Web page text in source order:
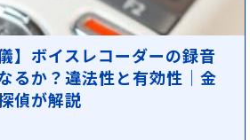
】ボイスレコーダーの録音
るか？違法性と有効性｜金
偵が解説